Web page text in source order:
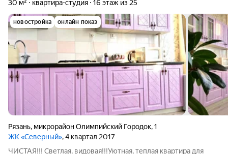
30 м² квартира-студия 16 этаж из 25
новостройка онлайн показ
Рязань, микрорайон Олимпийский Городок,1
ЖК «Северный», 4 квартал 2017
ЧИСТАЯ!!! Светлая, видовая!!!Уютная, теплая квартира для